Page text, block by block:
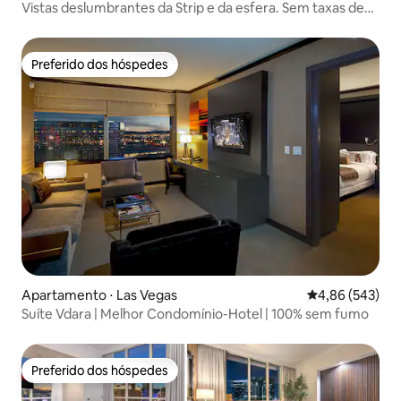
Vistas deslumbrantes da Strip e da esfera. Sem taxas de
Preferido dos hóspedes
Preferido dos hóspedes
Apartamento ⋅ Las Vegas 4,86 de uma
4,86 (543)
Suíte Vdara | Melhor Condomínio-Hotel | 100% sem fumo
Preferido dos hóspedes
Preferido dos hóspedes